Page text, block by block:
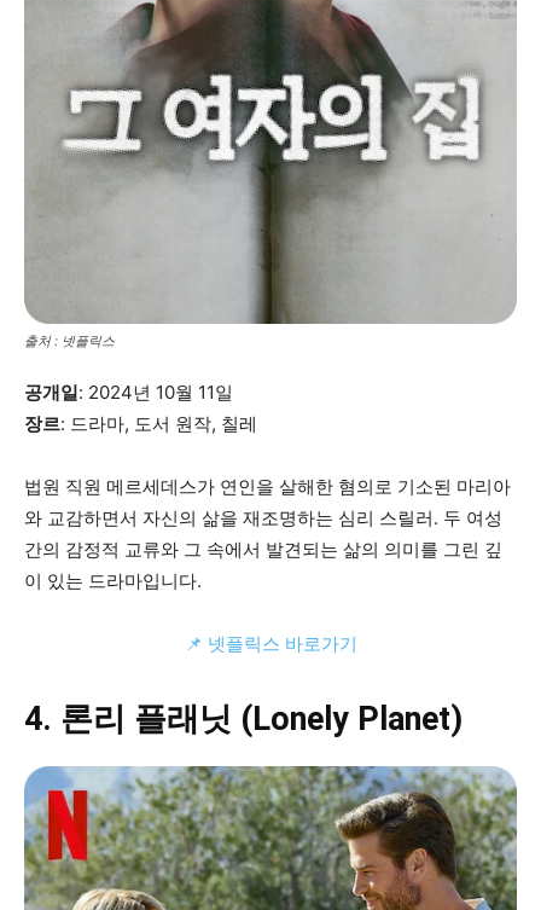
출처 : 넷플릭스
공개일: 2024년 10월 11일
장르: 드라마, 도서 원작, 칠레
법원 직원 메르세데스가 연인을 살해한 혐의로 기소된 마리아
와 교감하면서 자신의 삶을 재조명하는 심리 스릴러. 두 여성
간의 감정적 교류와 그 속에서 발견되는 삶의 의미를 그린 깊
이 있는 드라마입니다.
📌 넷플릭스 바로가기
4. 론리 플래닛 (Lonely Planet)